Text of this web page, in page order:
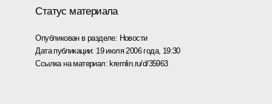
Статус материала
Опубликован в разделе: Новости
Дата публикации: 19 июля 2006 года, 19:30
Ссылка на материал:kremlin.ru/d/35963